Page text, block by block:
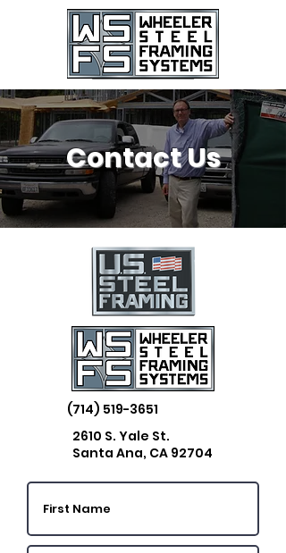
Contact Us
(714) 519-3651
2610 S. Yale St.
Santa Ana, CA 92704